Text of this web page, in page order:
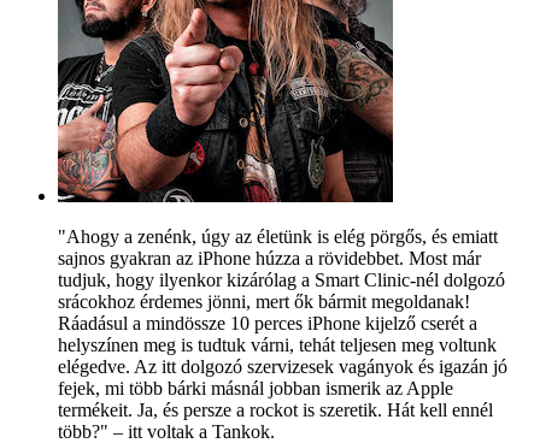
"Ahogy a zenénk, úgy az életünk is elég pörgős, és emiatt
sajnos gyakran az iPhone húzza a rövidebbet. Most már
tudjuk, hogy ilyenkor kizárólag a Smart Clinic-nél dolgozó
srácokhoz érdemes jönni, mert ők bármit megoldanak!
Ráadásul a mindössze 10 perces iPhone kijelző cserét a
helyszínen meg is tudtuk várni, tehát teljesen meg voltunk
elégedve. Az itt dolgozó szervizesek vagányok és igazán jó
fejek, mi több bárki másnál jobban ismerik az Apple
termékeit. Ja, és persze a rockot is szeretik. Hát kell ennél
több?" – itt voltak a Tankok.